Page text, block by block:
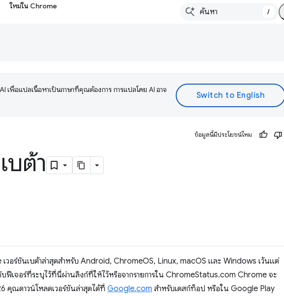
ใหม่ใน Chrome
/
เพื่อแปลเนื้อหาเป็นภาษาที่คุณต้องการ การแปลโดย AI อาจ
ข้อมูลนี้มีประโยชน์ไหม
บต้า
อร์ชันเบต้าล่าสุดสำหรับ Android, ChromeOS, Linux, macOS และ Windows เว้นแต่
ฟีเจอร์ที่ระบุไว้ที่นี่ผ่านลิงก์ที่ให้ไว้หรือจากรายการใน ChromeStatus.com Chrome จะ
คุณดาวน์โหลดเวอร์ชันล่าสุดได้ที่ Google.com สำหรับเดสก์ท็อป หรือใน Google Play